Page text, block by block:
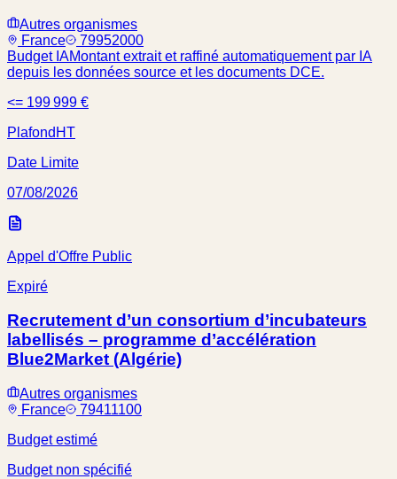
Autres organismes
France
79952000
Budget IAMontant extrait et raffiné automatiquement par IA
depuis les données source et les documents DCE.
<= 199 999 €
Plafond HT
Date Limite
07/08/2026
Appel d'Offre Public
Expiré
Recrutement d’un consortium d’incubateurs
labellisés – programme d’accélération
Blue2Market (Algérie)
Autres organismes
France
79411100
Budget estimé
Budget non spécifié